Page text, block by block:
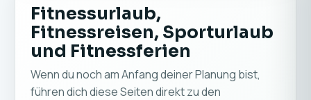
Fitnessurlaub,
Fitnessreisen, Sporturlaub
und Fitnessferien
Wenn du noch am Anfang deiner Planung bist,
führen dich diese Seiten direkt zu den